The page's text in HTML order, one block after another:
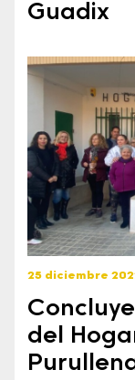
Guadix
25 diciembre
del